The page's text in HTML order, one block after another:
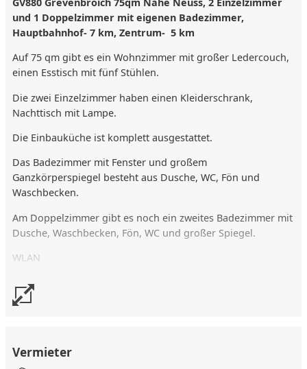
und 1 Doppelzimmer mit eigenen Badezimmer,
Hauptbahnhof- 7 km, Zentrum- 5 km
Auf 75 qm gibt es ein Wohnzimmer mit großer Ledercouch,
einen Esstisch mit fünf Stühlen.
Die zwei Einzelzimmer haben einen Kleiderschrank,
Nachttisch mit Lampe.
Die Einbauküche ist komplett ausgestattet.
Das Badezimmer mit Fenster und großem
Ganzkörperspiegel besteht aus Dusche, WC, Fön und
Waschbecken.
Am Doppelzimmer gibt es noch ein zweites Badezimmer mit
Dusche, Waschbecken, Fön, WC und großer Spiegel.
WLAN
* Hauptbahnhof/ 7 km
* Zentrum / 5 km
* Messe Düsseldorf / 38 km
Vermieter